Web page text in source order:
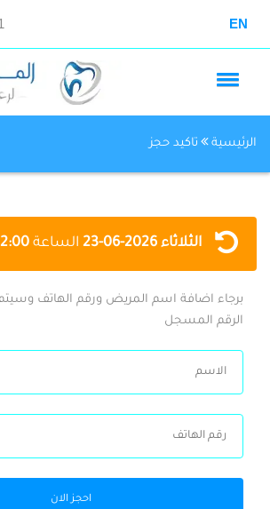
EN
الرئيسية تاكيد حجز
الثلاثاء 2026-06-23 الساعة 12:00 م :
برجاء اضافة اسم المريض ورقم الهاتف وسيتم
الرقم المسجل
احجز الان